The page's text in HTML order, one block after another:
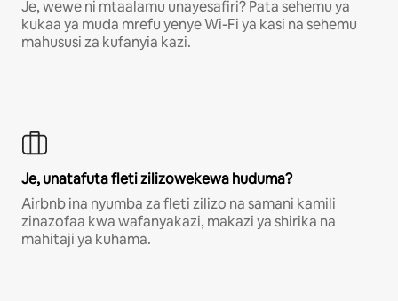
Je, wewe ni mtaalamu unayesafiri? Pata sehemu ya
kukaa ya muda mrefu yenye Wi-Fi ya kasi na sehemu
mahususi za kufanyia kazi.
Je, unatafuta fleti zilizowekewa huduma?
Airbnb ina nyumba za fleti zilizo na samani kamili
zinazofaa kwa wafanyakazi, makazi ya shirika na
mahitaji ya kuhama.